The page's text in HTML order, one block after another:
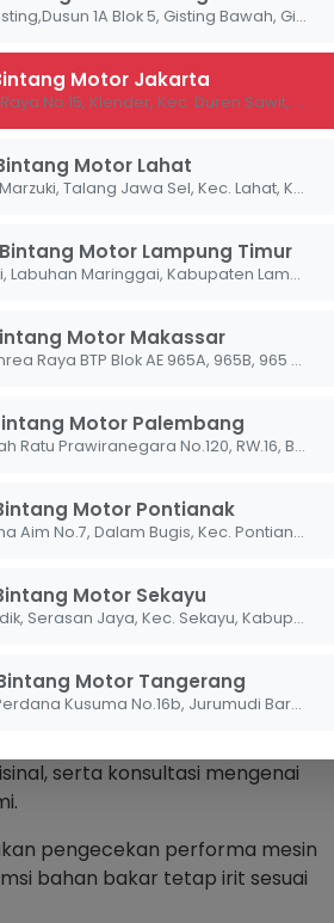
Jl.Raya Gisting,Dusun 1A Blok 5, Gisting Bawah, Gisting, Tanggamus, Lampung 35378
Motor Jakarta
Jl. Buaran Raya No.15, Klender, Kec. Duren Sawit, Kota Jakarta Timur, Daerah Khusus Ibukota Jakarta 13470
Motor Lahat
Jl. Letnan Marzuki, Talang Jawa Sel, Kec. Lahat, Kabupaten Lahat, Sumatera Selatan 31419
Motor Lampung Timur
Karyatani, Labuhan Maringgai, Kabupaten Lampung Timur, Lampung 34387
Motor Makassar
Jl. Tamalanrea Raya BTP Blok AE 965A, 965B, 965 C Kel. Paccerakang Kec.Biring Kanaya Kota. Makassar Sulawesi Selatan 90241
Motor Palembang
Jl. Alamsyah Ratu Prawiranegara No.120, RW.16, Bukit Lama, Kec. Ilir Bar. I, Kota Palembang, Sumatera Selatan 30138
Motor Pontianak
Jl. Panglima Aim No.7, Dalam Bugis, Kec. Pontianak Tim., Kota Pontianak, Kalimantan Barat 78242
Motor Sekayu
Jl. Lkr. Randik, Serasan Jaya, Kec. Sekayu, Kabupaten Musi Banyuasin, Sumatera Selatan 30711
Motor Tangerang
Jl. Halim Perdana Kusuma No.16b, Jurumudi Baru, Benda, Kota Tangerang, Banten 15124
dan akselerasi agresif
bahwa berkendara dengan
terus-menerus melakukan gas-
, busi, dan filter udara adalah kunci
memastikan sistem injeksi
Motor secara
motor harus didukung oleh
memantau kondisi motor tidak
sensor berfungsi normal, Sobi
pembacaan ECU yang
pemindaian sensor
motor Sobi tetap berada
Bintang
perawatan yang tidak
Bintang Motor terdekat guna
serta konsultasi mengenai
pengecekan performa mesin
bahan bakar tetap irit sesuai